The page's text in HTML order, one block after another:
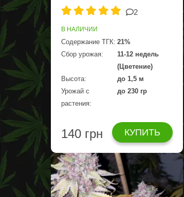
2
В НАЛИЧИИ
Содержание ТГК: 21%
Сбор урожая:
11-12 недель
(Цветение)
Высота:
до 1,5 м
Урожай с
растения:
до 230 гр
140 грн КУПИТЬ